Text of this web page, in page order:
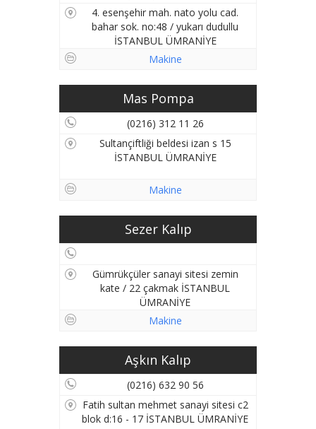
4. esenşehir mah. nato yolu cad.
bahar sok. no:48 / yukarı dudullu
İSTANBUL ÜMRANİYE
Makine
Mas Pompa
(0216) 312 11 26
Sultançiftliği beldesi izan s 15
İSTANBUL ÜMRANİYE
Makine
Sezer Kalıp
Gümrükçüler sanayi sitesi zemin
kate / 22 çakmak İSTANBUL
ÜMRANİYE
Makine
Aşkın Kalıp
(0216) 632 90 56
Fatih sultan mehmet sanayi sitesi c2
blok d:16 - 17 İSTANBUL ÜMRANİYE